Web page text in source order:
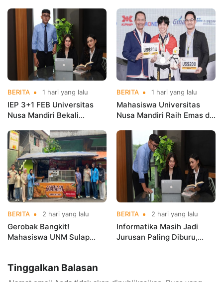
Kementerian Koperasi
Nama Kampus di Kejurnas
Taekwondo
BERITA 1 hari yang lalu
IEP 3+1 FEB Universitas
Nusa Mandiri Bekali
Kerja Sebelum Lulus
BERITA 1 hari yang lalu
Mahasiswa Universitas
Nusa Mandiri Raih Emas di
Indonesia Open
Championships 2026
BERITA 2 hari yang lalu
Gerobak Bangkit!
Mahasiswa UNM Sulap
BERITA 2 hari yang lalu
Informatika Masih Jadi
Jurusan Paling Diburu,
Tinggalkan Balasan